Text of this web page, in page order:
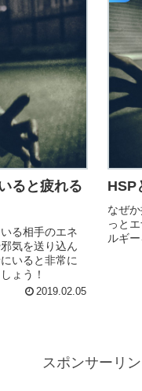
ると疲れる
る相手のエネ
気を送り込ん
いると非常に
ょう！
2019.02.05
HSP
なぜ
っと
ルギ
スポンサーリ